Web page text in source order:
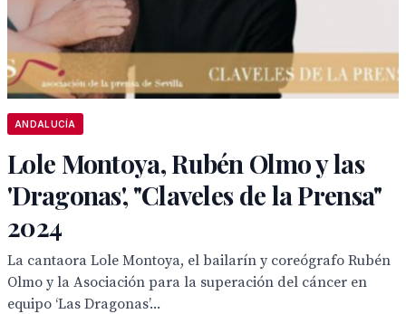
ANDALUCÍA
Lole Montoya, Rubén Olmo y las
'Dragonas', "Claveles de la Prensa"
2024
‌‌La cantaora Lole Montoya, el bailarín y coreógrafo Rubén
Olmo y la Asociación para la superación del cáncer en
equipo ‘Las Dragonas’...